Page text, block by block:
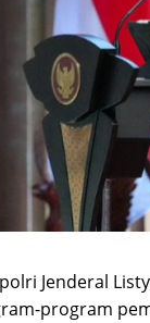
Jenderal
program